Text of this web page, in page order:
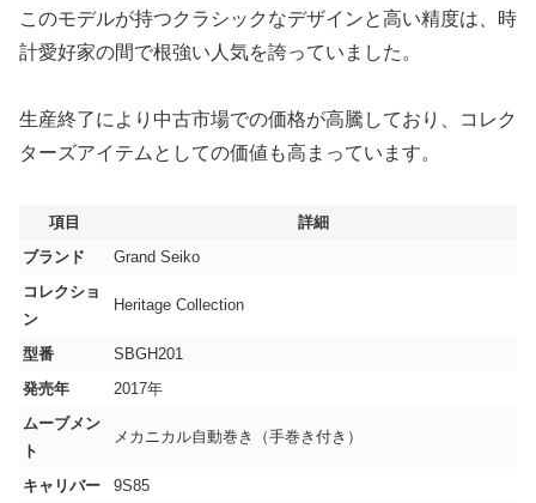
このモデルが持つクラシックなデザインと高い精度は、時
計愛好家の間で根強い人気を誇っていました。
生産終了により中古市場での価格が高騰しており、コレク
ターズアイテムとしての価値も高まっています。
項目
詳細
ブランド
Grand Seiko
コレクショ
ン
Heritage Collection
型番
SBGH201
発売年
2017年
ムーブメン
ト
メカニカル自動巻き（手巻き付き）
キャリバー
9S85